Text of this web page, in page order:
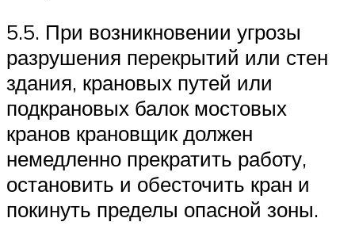
5.5. При возникновении угрозы
разрушения перекрытий или стен
здания, крановых путей или
подкрановых балок мостовых
кранов крановщик должен
немедленно прекратить работу,
остановить и обесточить кран и
покинуть пределы опасной зоны.